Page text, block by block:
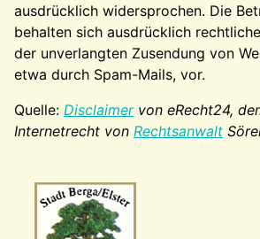
ausdrücklich widersprochen. Die
behalten sich ausdrücklich
der unverlangten Zusendung von
etwa durch Spam-Mails, vor.
Quelle: Disclaimervon eRecht24,
Internetrecht von Rechtsanwalt